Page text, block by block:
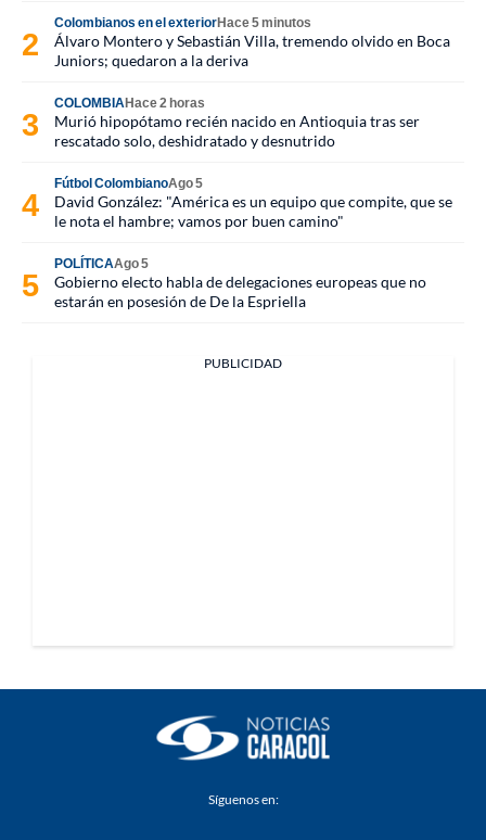
Colombianos en el exteriorHace 5 minutos
Álvaro Montero y Sebastián Villa, tremendo olvido en Boca
Juniors; quedaron a la deriva
COLOMBIAHace 2 horas
Murió hipopótamo recién nacido en Antioquia tras ser
rescatado solo, deshidratado y desnutrido
Fútbol ColombianoAgo 5
David González: "América es un equipo que compite, que se
le nota el hambre; vamos por buen camino"
POLÍTICAAgo 5
Gobierno electo habla de delegaciones europeas que no
estarán en posesión de De la Espriella
PUBLICIDAD
Síguenos en: